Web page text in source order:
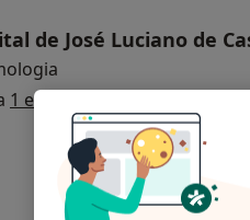
de José Luciano de
1 endereço